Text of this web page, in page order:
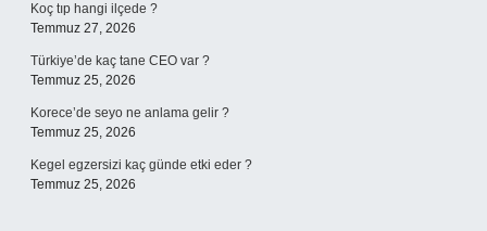
Koç tıp hangi ilçede ?
Temmuz 27, 2026
Türkiye’de kaç tane CEO var ?
Temmuz 25, 2026
Korece’de seyo ne anlama gelir ?
Temmuz 25, 2026
Kegel egzersizi kaç günde etki eder ?
Temmuz 25, 2026